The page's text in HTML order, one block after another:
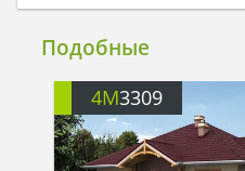
Подобные
4M3309